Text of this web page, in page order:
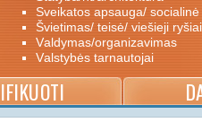
sveikatos apsauga/
švietimas/ teisė/ viešieji ryšiai
valdymas/organizavimas
valstybės tarnautojai